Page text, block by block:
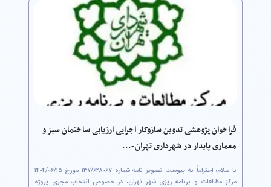
فراخوان پژوهشی تدوین سازوکار اجرایی ارزیابی ساختمان سبز و
معماری پایدار در شهرداری تهران-...
مرکز مطالعات و برنامه ریزی شهر تهران، در خصوص انتخاب مجری پروژه